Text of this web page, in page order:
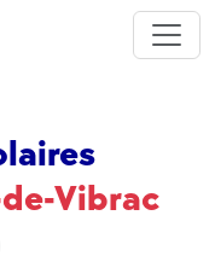
Vibrac